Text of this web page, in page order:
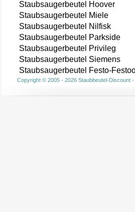
Staubsaugerbeutel Hoover
Staubsaugerbeutel Miele
Staubsaugerbeutel Nilfisk
Staubsaugerbeutel Parkside
Staubsaugerbeutel Privileg
Staubsaugerbeutel Siemens
Staubsaugerbeutel Festo-
Copyright © 2005 - 2026 Staubbeutel-Discount